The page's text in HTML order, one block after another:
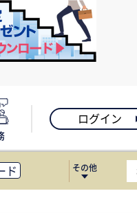
ログイン
ド
ス移転
その他